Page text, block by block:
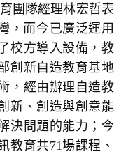
團隊經理林宏哲表
，而今已廣泛運用
校方導入設備，教
創新自造教育基地
，經由辦理自造教
新、創造與創意能
決問題的能力；今
教育共71場課程、